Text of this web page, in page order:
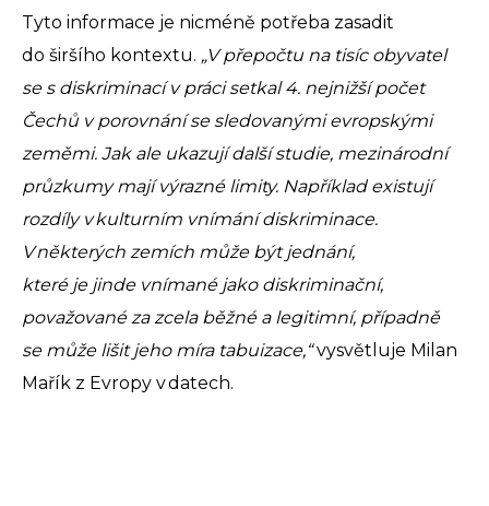
Tyto informace je nicméně potřeba zasadit
do širšího kontextu. „V přepočtu na tisíc obyvatel
se s diskriminací v práci setkal 4. nejnižší počet
Čechů v porovnání se sledovanými evropskými
zeměmi. Jak ale ukazují další studie, mezinárodní
průzkumy mají výrazné limity. Například existují
rozdíly v kulturním vnímání diskriminace.
V některých zemích může být jednání,
které je jinde vnímané jako diskriminační,
považované za zcela běžné a legitimní, případně
se může lišit jeho míra tabuizace,“vysvětluje Milan
Mařík z Evropy v datech.